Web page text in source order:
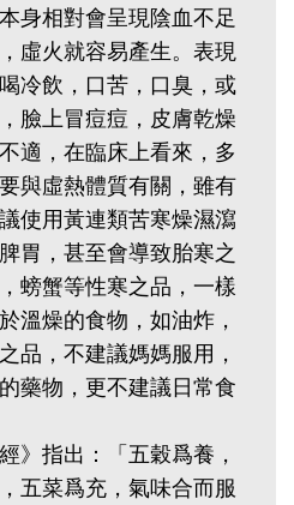
身相對會呈現陰血不足
虛火就容易產生。表現
冷飲，口苦，口臭，或
臉上冒痘痘，皮膚乾燥
適，在臨床上看來，多
與虛熱體質有關，雖有
使用黃連類苦寒燥濕瀉
胃，甚至會導致胎寒之
螃蟹等性寒之品，一樣
溫燥的食物，如油炸，
品，不建議媽媽服用，
藥物，更不建議日常食
》指出：「五穀爲養，
五菜爲充，氣味合而服